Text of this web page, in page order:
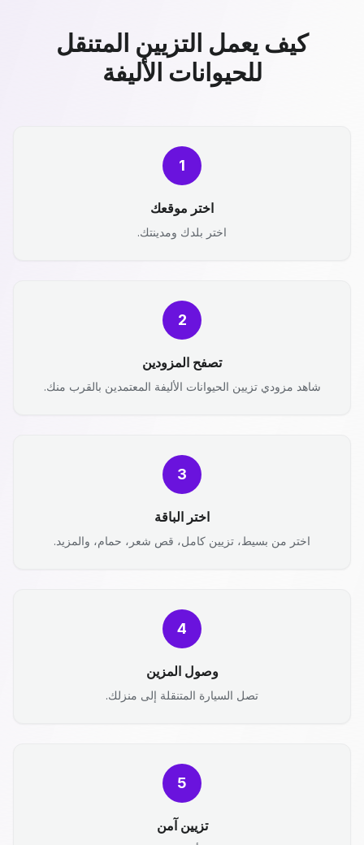
كيف يعمل التزيين المتنقل
للحيوانات الأليفة
1
اختر موقعك
اختر بلدك ومدينتك.
2
تصفح المزودين
شاهد مزودي تزيين الحيوانات الأليفة المعتمدين بالقرب منك.
3
اختر الباقة
اختر من بسيط، تزيين كامل، قص شعر، حمام، والمزيد.
4
وصول المزين
تصل السيارة المتنقلة إلى منزلك.
5
تزيين آمن